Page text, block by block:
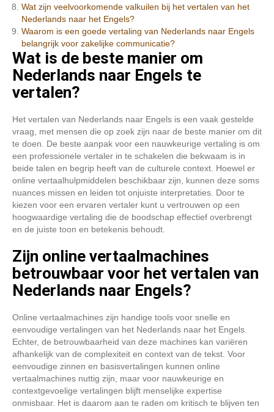
Wat zijn veelvoorkomende valkuilen bij het vertalen van het
Nederlands naar het Engels?
Waarom is een goede vertaling van Nederlands naar Engels
belangrijk voor zakelijke communicatie?
Wat is de beste manier om
Nederlands naar Engels te
vertalen?
Het vertalen van Nederlands naar Engels is een vaak gestelde
vraag, met mensen die op zoek zijn naar de beste manier om dit
te doen. De beste aanpak voor een nauwkeurige vertaling is om
een professionele vertaler in te schakelen die bekwaam is in
beide talen en begrip heeft van de culturele context. Hoewel er
online vertaalhulpmiddelen beschikbaar zijn, kunnen deze soms
nuances missen en leiden tot onjuiste interpretaties. Door te
kiezen voor een ervaren vertaler kunt u vertrouwen op een
hoogwaardige vertaling die de boodschap effectief overbrengt
en de juiste toon en betekenis behoudt.
Zijn online vertaalmachines
betrouwbaar voor het vertalen van
Nederlands naar Engels?
Online vertaalmachines zijn handige tools voor snelle en
eenvoudige vertalingen van het Nederlands naar het Engels.
Echter, de betrouwbaarheid van deze machines kan variëren
afhankelijk van de complexiteit en context van de tekst. Voor
eenvoudige zinnen en basisvertalingen kunnen online
vertaalmachines nuttig zijn, maar voor nauwkeurige en
contextgevoelige vertalingen blijft menselijke expertise
onmisbaar. Het is daarom aan te raden om kritisch te blijven ten